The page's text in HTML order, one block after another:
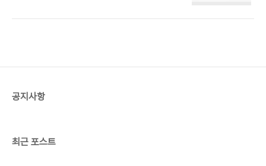
구매한 고객에게 왜 다시 광고를 하는지... 상단에 근
록 하겠습니다. 개통한 기기는 SKT 전용 단말기지만
공지사항
최근 포스트